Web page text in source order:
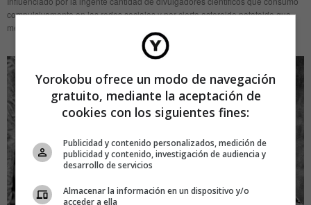
compulsivamente en las redes sociales y por cierto asteroide patatoide que
me arrancó una sonrisa recientemente, me animo a hacer mi propia
Yorokobu ofrece un modo de navegación
gratuito, mediante la aceptación de
cookies con los siguientes fines:
Publicidad y contenido personalizados, medición de
publicidad y contenido, investigación de audiencia y
desarrollo de servicios
Almacenar la información en un dispositivo y/o
acceder a ella